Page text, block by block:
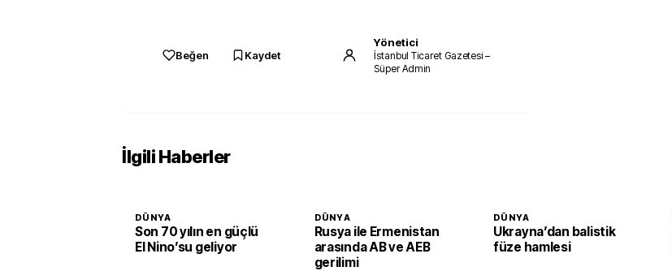
Beğen Kaydet
Yönetici
İstanbul Ticaret Gazetesi –
Süper Admin
İlgili Haberler
DÜNYA
Son 70 yılın en güçlü
El Nino’su geliyor
DÜNYA
Rusya ile Ermenistan
arasında AB ve AEB
gerilimi
DÜNYA
Ukrayna’dan balistik
füze hamlesi